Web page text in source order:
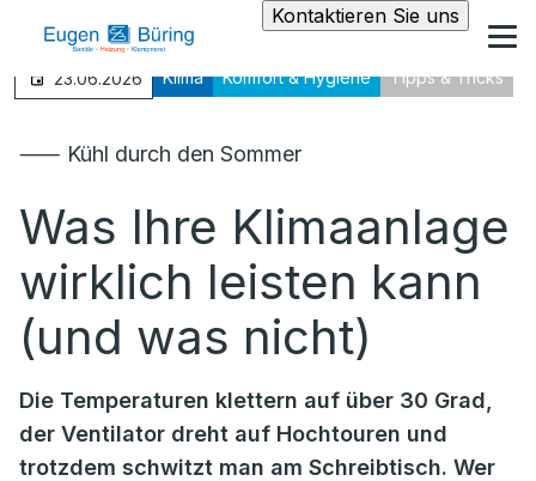
Kontaktieren Sie uns
23.06.2026 Klima Komfort & Hygiene Tipps & Tricks
⸺ Kühl durch den Sommer
Was Ihre Klimaanlage
wirklich leisten kann
(und was nicht)
Die Temperaturen klettern auf über 30 Grad,
der Ventilator dreht auf Hochtouren und
trotzdem schwitzt man am Schreibtisch. Wer